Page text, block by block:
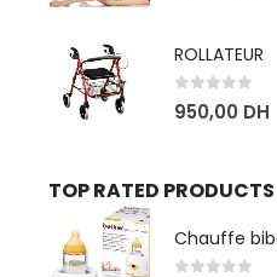
ROLLATEUR
0 sur 5
950,00 DH
TOP RATED PRODUCTS
Chauffe